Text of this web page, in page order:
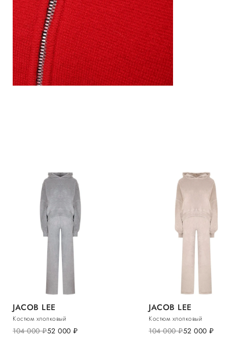
JACOB LEE
Костюм хлопковый
104 000руб.52 000 руб.
JACOB LEE
Костюм хлопковый
104 000руб.52 000 руб.